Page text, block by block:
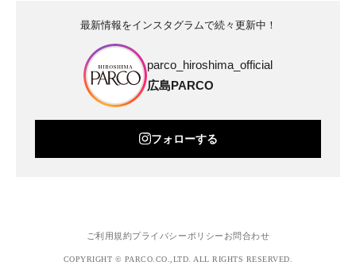
最新情報をインスタグラムで続々更新中！
parco_hiroshima_official
広島PARCO
フォローする
ご利用規約プライバシーポリシー お問合わせ
COPYRIGHT © PARCO.CO.,LTD. ALL RIGHTS RESERVED.